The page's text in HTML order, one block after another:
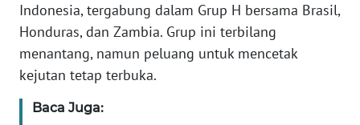
Indonesia, tergabung dalam Grup H bersama Brasil,
Honduras, dan Zambia. Grup ini terbilang
menantang, namun peluang untuk mencetak
kejutan tetap terbuka.
Baca Juga:
KONTAK
INFO
IKLAN